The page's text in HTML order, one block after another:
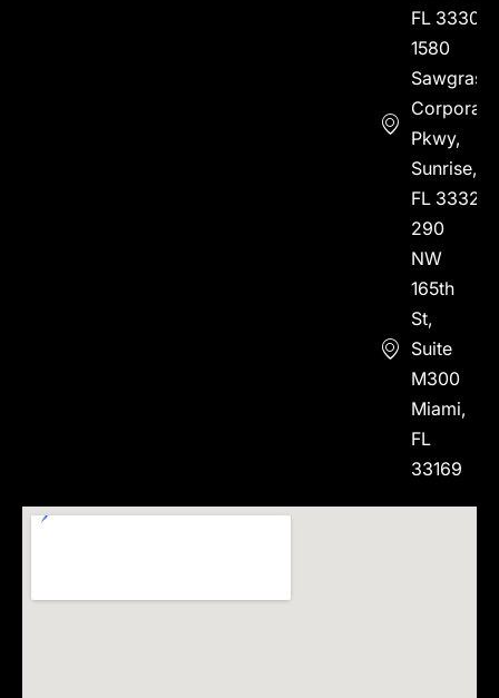
FL 33304
1580
Sawgrass
Corporate
Pkwy,
Sunrise,
FL 33323
290
NW
165th
St,
Suite
M300
Miami,
FL
33169